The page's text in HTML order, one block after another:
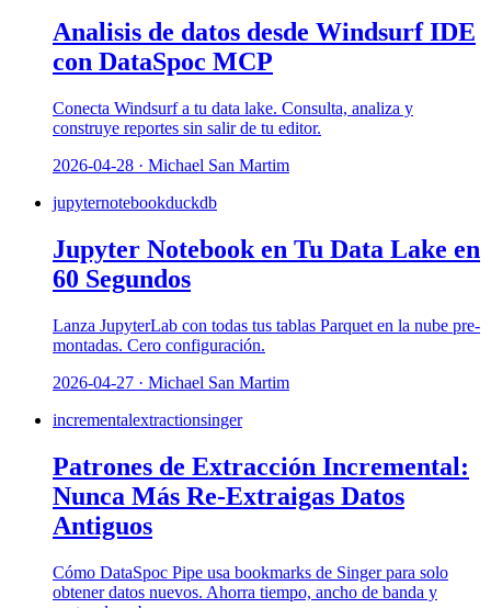
Analisis de datos desde Windsurf IDE
con DataSpoc MCP
Conecta Windsurf a tu data lake. Consulta, analiza y
construye reportes sin salir de tu editor.
2026-04-28 · Michael San Martim
jupyternotebookduckdb
Jupyter Notebook en Tu Data Lake en
60 Segundos
Lanza JupyterLab con todas tus tablas Parquet en la nube pre-
montadas. Cero configuración.
2026-04-27 · Michael San Martim
incrementalextractionsinger
Patrones de Extracción Incremental:
Nunca Más Re-Extraigas Datos
Antiguos
Cómo DataSpoc Pipe usa bookmarks de Singer para solo
obtener datos nuevos. Ahorra tiempo, ancho de banda y